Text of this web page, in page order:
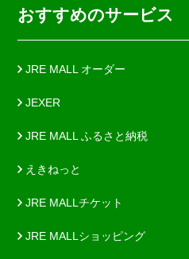
おすすめのサービス
JRE MALL オーダー
JEXER
JRE MALL ふるさと納税
えきねっと
JRE MALLチケット
JRE MALLショッピング